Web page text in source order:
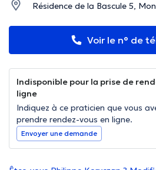
Résidence de la Bascule 5,
Voir le n° de
Indisponible pour la prise de
ligne
Indiquez à ce praticien que vous
prendre rendez-vous en ligne.
Envoyer une demande